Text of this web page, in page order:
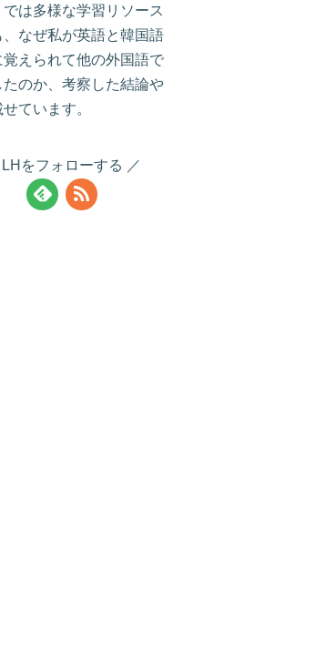
では多様な学習リソース
、なぜ私が英語と韓国語
覚えられて他の外国語で
たのか、考察した結論や
ています。
LHをフォローする